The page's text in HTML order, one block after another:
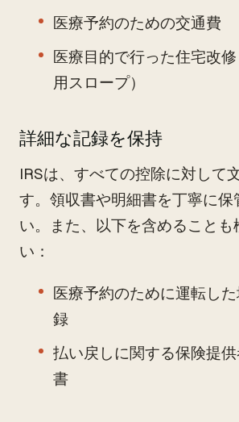
医療予約のための交通費
医療目的で行った住宅改
用スロープ）
詳細な記録を保持
IRSは、すべての控除に対して
す。領収書や明細書を丁寧に保
い。また、以下を含めることも
い：
医療予約のために運転し
録
払い戻しに関する保険提
書